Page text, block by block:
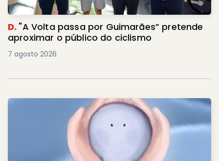
D. "A Volta passa por Guimarães” pretende
aproximar o público do ciclismo
7 agosto 2026